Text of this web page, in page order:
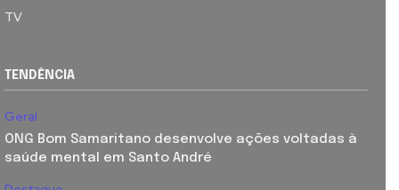
TV
TENDÊNCIA
Geral
ONG Bom Samaritano desenvolve ações voltadas à
saúde mental em Santo André